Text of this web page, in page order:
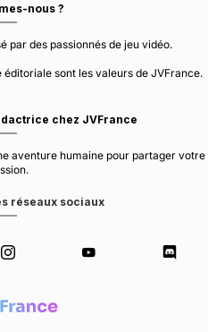
nous ?
par des passionnés de jeu vidéo.
sont les valeurs de JVFrance.
chez JVFrance
aventure humaine pour partager votre
réseaux sociaux